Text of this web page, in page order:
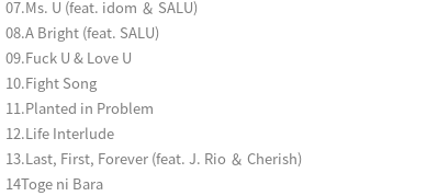
07.Ms. U (feat. idom ＆ SALU)
08.A Bright (feat. SALU)
09.Fuck U & Love U
10.Fight Song
11.Planted in Problem
12.Life Interlude
13.Last, First, Forever (feat. J. Rio ＆ Cherish)
14Toge ni Bara